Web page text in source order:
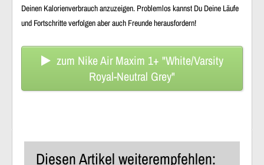
Deinen Kalorienverbrauch anzuzeigen. Problemlos kannst Du Deine Läufe
und Fortschritte verfolgen aber auch Freunde herausfordern!
zum Nike Air Maxim 1+ "White/Varsity
Royal-Neutral Grey"
Diesen Artikel weiterempfehlen: